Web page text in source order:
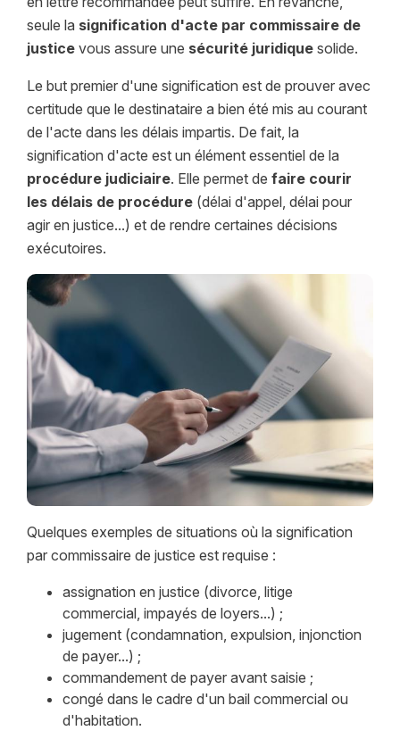
seule la signification d'acte par commissaire de
justicevous assure une sécurité juridiquesolide.
Le but premier d'une signification est de prouver avec
certitude que le destinataire a bien été mis au courant
de l'acte dans les délais impartis. De fait, la
signification d'acte est un élément essentiel de la
procédure judiciaire. Elle permet de faire courir
les délais de procédure(délai d'appel, délai pour
agir en justice...) et de rendre certaines décisions
exécutoires.
Quelques exemples de situations où la signification
par commissaire de justice est requise :
assignation en justice (divorce, litige
commercial, impayés de loyers...) ;
jugement (condamnation, expulsion, injonction
de payer...) ;
commandement de payer avant saisie ;
congé dans le cadre d'un bail commercial ou
d'habitation.